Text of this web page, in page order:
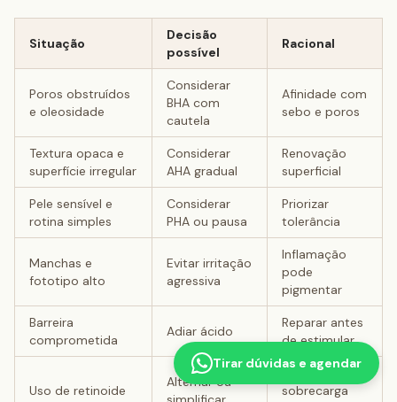
Situação
Decisão
possível
Racional
Poros obstruídos
e oleosidade
Considerar
BHA com
cautela
Afinidade com
sebo e poros
Textura opaca e
superfície irregular
Considerar
AHA gradual
Renovação
superficial
Pele sensível e
rotina simples
Considerar
PHA ou pausa
Priorizar
tolerância
Manchas e
fototipo alto
Evitar irritação
agressiva
Inflamação
pode
pigmentar
Barreira
comprometida
Adiar ácido
Reparar antes
de estimular
Uso de retinoide
Alternar ou
Reduzir
sobrecarga
Tirar dúvidas e agendar